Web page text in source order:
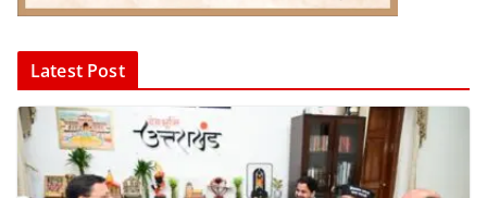
Latest Post